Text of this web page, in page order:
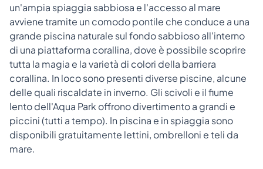
un'ampia spiaggia sabbiosa e l'accesso al mare
avviene tramite un comodo pontile che conduce a una
grande piscina naturale sul fondo sabbioso all'interno
di una piattaforma corallina, dove è possibile scoprire
tutta la magia e la varietà di colori della barriera
corallina. In loco sono presenti diverse piscine, alcune
delle quali riscaldate in inverno. Gli scivoli e il fiume
lento dell'Aqua Park offrono divertimento a grandi e
piccini (tutti a tempo). In piscina e in spiaggia sono
disponibili gratuitamente lettini, ombrelloni e teli da
mare.